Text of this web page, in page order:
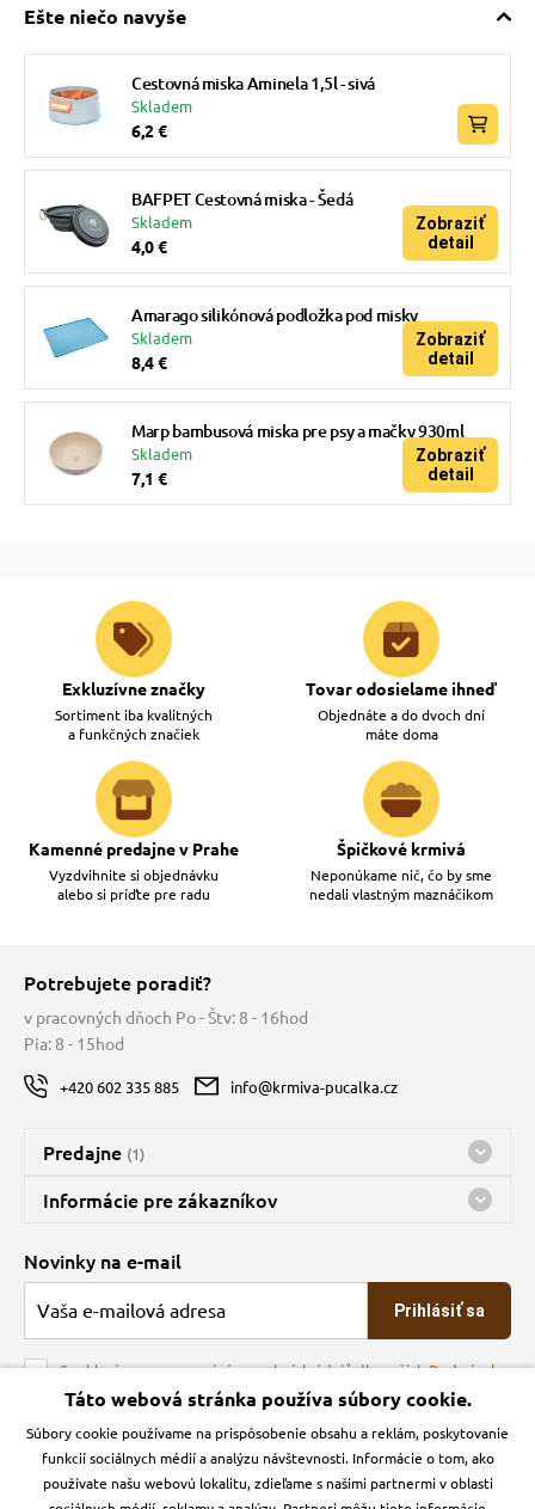
Ešte niečo navyše
Cestovná miska Aminela 1,5l - sivá
Skladem
6,2 €
BAFPET Cestovná miska - Šedá
Skladem
4,0 €
Zobraziť
detail
Amarago silikónová podložka pod misky
Skladem
8,4 €
Zobraziť
detail
Marp bambusová miska pre psy a mačky 930ml
Skladem
7,1 €
Zobraziť
detail
Exkluzívne značky
Sortiment iba kvalitných
a funkčných značiek
Tovar odosielame ihneď
Objednáte a do dvoch dní
máte doma
Kamenné predajne v Prahe
Vyzdvihnite si objednávku
alebo si príďte pre radu
Špičkové krmivá
Neponúkame nič, čo by sme
nedali vlastným maznáčikom
Potrebujete poradiť?
v pracovných dňoch Po - Štv: 8 - 16hod
Pia: 8 - 15hod
+420 602 335 885 info@krmiva-pucalka.cz
Predajne (1)
Predajňa a sklad Kbely
Bohužiaľ, momentálne máme zatvorené
Informácie pre zákazníkov
O spoločnosti
Veľkoobchod
Obchodné podmienky
Kontakt
Podmienky ochrany osobných údajov
Zásady používanie cookies a Google Analytics
Novinky na e-mail
Prihlásiť sa
Souhlasím se zpracováním osobních údajů dle našichPodmínek
ochrany osobních údajů
Krmiva Pučálka na sociálnych sieťach
Instagran Facebook
Táto webová stránka používa súbory cookie.
Súbory cookie používame na prispôsobenie obsahu a reklám, poskytovanie
funkcií sociálnych médií a analýzu návštevnosti. Informácie o tom, ako
používate našu webovú lokalitu, zdieľame s našimi partnermi v oblasti